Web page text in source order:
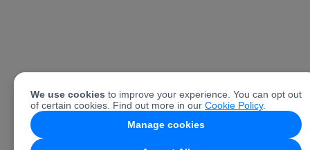
We use cookies to improve your experience. You can opt out
of certain cookies. Find out more in our Cookie Policy.
Manage cookies